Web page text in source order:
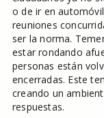
o de ir en
reuniones
ser la norma.
estar rondando
personas están
encerradas. Este
creando un
respuestas.